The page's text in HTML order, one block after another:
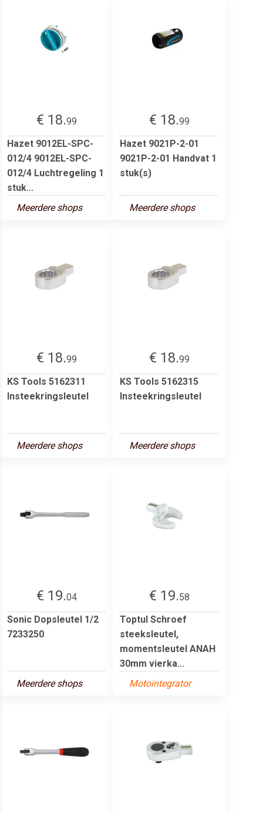
€ 18.99
Hazet 9012EL-SPC-
012/4 9012EL-SPC-
012/4 Luchtregeling 1
stuk...
Meerdere shops
€ 18.99
Hazet 9021P-2-01
9021P-2-01 Handvat 1
stuk(s)
Meerdere shops
€ 18.99
KS Tools 5162311
Insteekringsleutel
Meerdere shops
€ 18.99
KS Tools 5162315
Insteekringsleutel
Meerdere shops
€ 19.04
Sonic Dopsleutel 1/2
7233250
Meerdere shops
€ 19.58
Toptul Schroef
steeksleutel,
momentsleutel ANAH
30mm vierka...
Motointegrator